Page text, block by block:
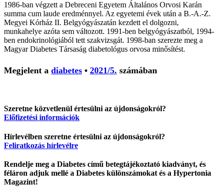
1986-ban végzett a Debreceni Egyetem Általános Orvosi Karán
summa cum laude eredménnyel. Az egyetemi évek után a B.-A.-Z.
Megyei Kórház II. Belgyógyászatán kezdett el dolgozni,
munkahelye azóta sem változott. 1991-ben belgyógyászatból, 1994-
ben endokrinológiából tett szakvizsgát. 1998-ban szerezte meg a
Magyar Diabetes Társaság diabetológus orvosa minősítést.
Megjelent a diabetes • 2021/5. számában
Szeretne közvetlenül értesülni az újdonságokról?
Előfizetési információk
Hírlevélben szeretne értesülni az újdonságokról?
Feliratkozás hírlevélre
Rendelje meg a Diabetes című betegtájékoztató kiadványt, és
féláron adjuk mellé a Diabetes különszámokat és a Hypertonia
Magazint!